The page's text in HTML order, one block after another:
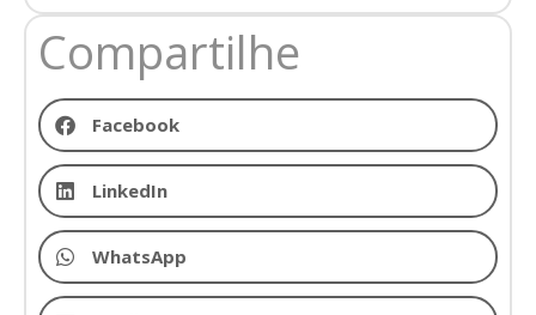
Compartilhe
Facebook
LinkedIn
WhatsApp